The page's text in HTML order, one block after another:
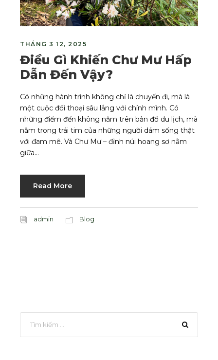
THÁNG 3 12, 2025
Điều Gì Khiến Chư Mư Hấp
Dẫn Đến Vậy?
Có những hành trình không chỉ là chuyến đi, mà là
một cuộc đối thoại sâu lắng với chính mình. Có
những điểm đến không nằm trên bản đồ du lịch, mà
nằm trong trái tim của những người dám sống thật
với đam mê. Và Chư Mư – đỉnh núi hoang sơ nằm
giữa...
Read More
admin Blog